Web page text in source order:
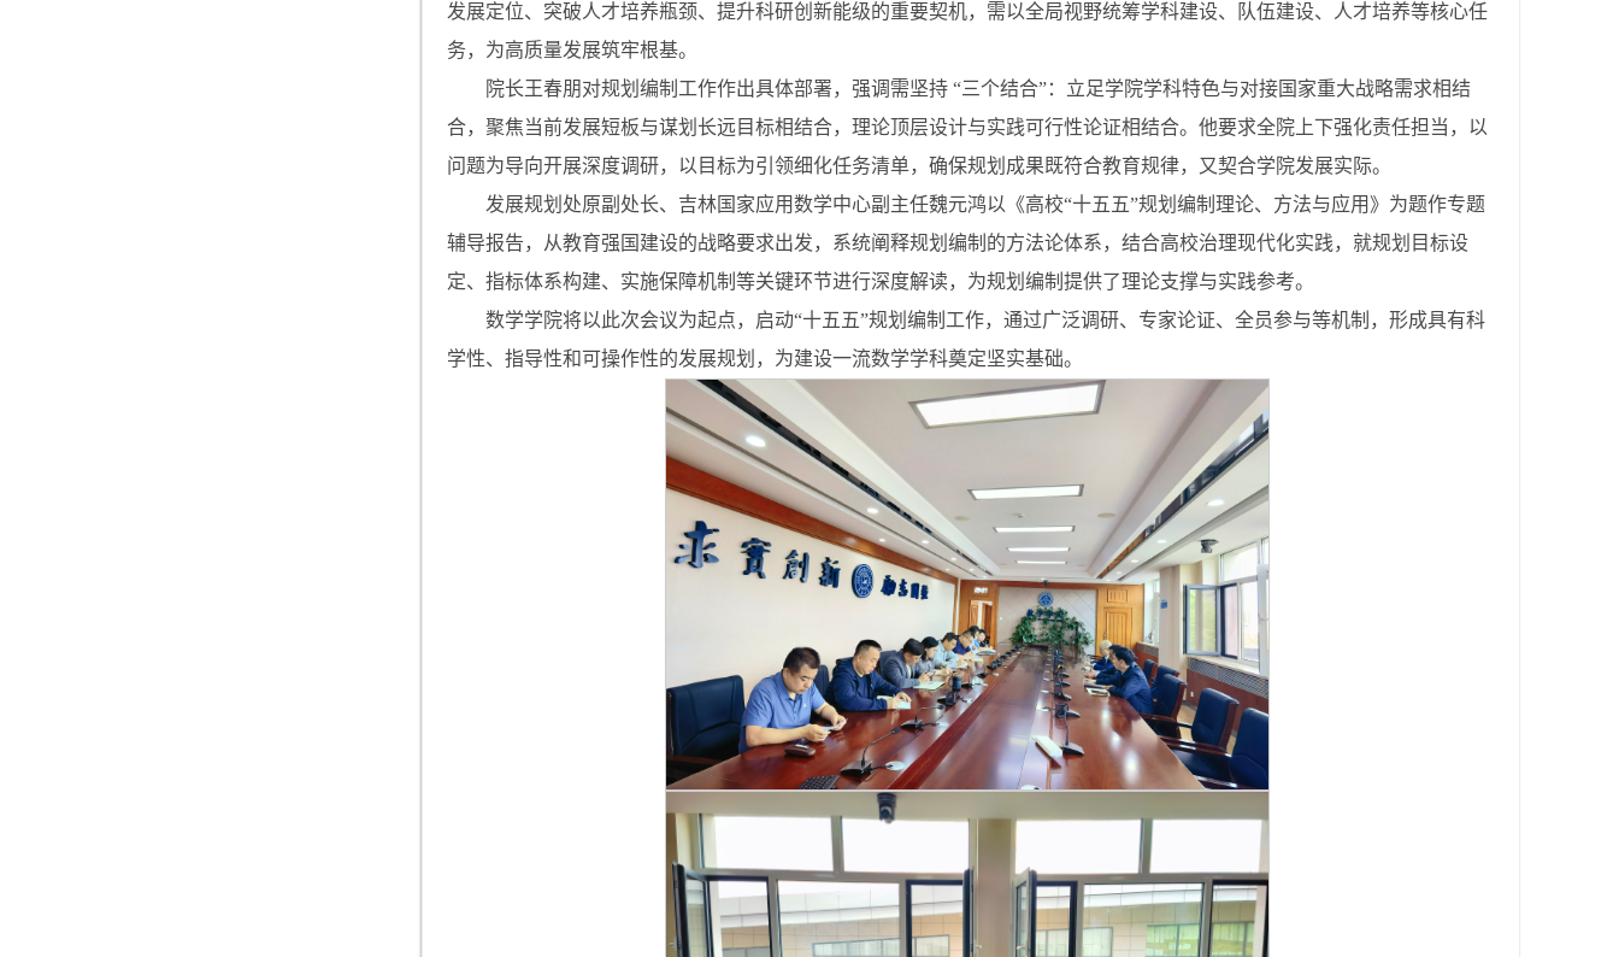
发展定位、突破人才培养瓶颈、提升科研创新能级的重要契机，需以全局视野统筹学科建设、队伍建设、人才培养等核心任
务，为高质量发展筑牢根基。
院长王春朋对规划编制工作作出具体部署，强调需坚持 “三个结合”：立足学院学科特色与对接国家重大战略需求相结
合，聚焦当前发展短板与谋划长远目标相结合，理论顶层设计与实践可行性论证相结合。他要求全院上下强化责任担当，以
问题为导向开展深度调研，以目标为引领细化任务清单，确保规划成果既符合教育规律，又契合学院发展实际。
发展规划处原副处长、吉林国家应用数学中心副主任魏元鸿以《高校“十五五”规划编制理论、方法与应用》为题作专题
辅导报告，从教育强国建设的战略要求出发，系统阐释规划编制的方法论体系，结合高校治理现代化实践，就规划目标设
定、指标体系构建、实施保障机制等关键环节进行深度解读，为规划编制提供了理论支撑与实践参考。
数学学院将以此次会议为起点，启动“十五五”规划编制工作，通过广泛调研、专家论证、全员参与等机制，形成具有科
学性、指导性和可操作性的发展规划，为建设一流数学学科奠定坚实基础。